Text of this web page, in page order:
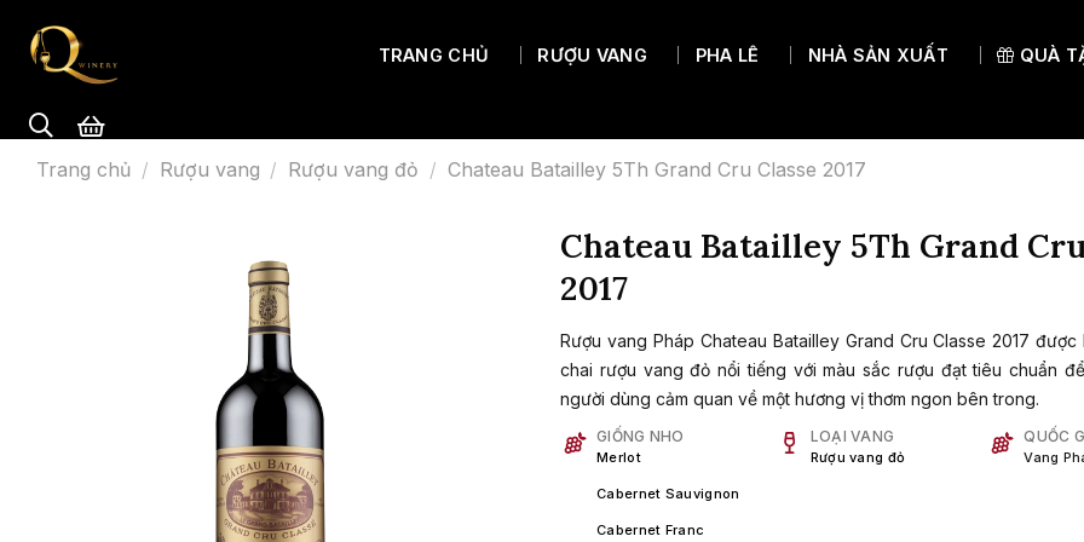
TRANG CHỦ RƯỢU VANG
Rượu vang đỏ Rượu vang Ý
Rượu vang Tây ban nha
Rượu vang Mỹ
Rượu vang Chile
Rượu vang Úc
Chardonnay
Cabernet Sauvignon
Cabernet Franc
Sauvignon blanc
PHA LÊ
Ly vang đỏ
Ly champagne
Ly chân màu
Ly cocktail
Đùi heo muối
Tủ bảo quản rượu
Đồ khui
Phụ kiện khác
NHÀ SẢN XUẤT QUÀ
Trang chủ / Rượu vang / Rượu vang đỏ / Chateau Batailley 5Th Grand Cru Classe 2017
Chateau Batailley 5Th Grand
2017
Rượu vang Pháp Chateau Batailley Grand Cru Classe 2017
chai rượu vang đỏ nổi tiếng với màu sắc rượu đạt tiêu chuẩn
người dùng cảm quan về một hương vị thơm ngon bên trong.
GIỐNG NHO
Merlot
Cabernet Sauvignon
Cabernet Franc
LOẠI VANG
Rượu vang đỏ
QUỐC
Vang